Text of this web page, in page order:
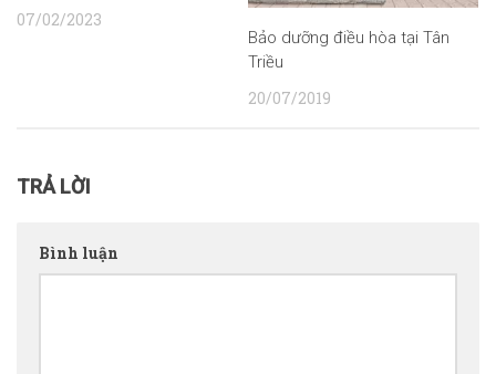
07/02/2023
Bảo dưỡng điều hòa tại Tân
Triều
20/07/2019
TRẢ LỜI
Bình luận